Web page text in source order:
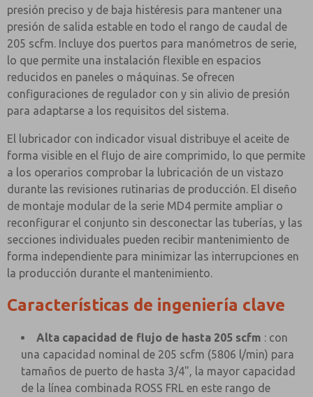
presión preciso y de baja histéresis para mantener una
presión de salida estable en todo el rango de caudal de
205 scfm. Incluye dos puertos para manómetros de serie,
lo que permite una instalación flexible en espacios
reducidos en paneles o máquinas. Se ofrecen
configuraciones de regulador con y sin alivio de presión
para adaptarse a los requisitos del sistema.
El lubricador con indicador visual distribuye el aceite de
forma visible en el flujo de aire comprimido, lo que permite
a los operarios comprobar la lubricación de un vistazo
durante las revisiones rutinarias de producción. El diseño
de montaje modular de la serie MD4 permite ampliar o
reconfigurar el conjunto sin desconectar las tuberías, y las
secciones individuales pueden recibir mantenimiento de
forma independiente para minimizar las interrupciones en
la producción durante el mantenimiento.
Características de ingeniería clave
Alta capacidad de flujo de hasta 205 scfm : con
una capacidad nominal de 205 scfm (5806 l/min) para
tamaños de puerto de hasta 3/4", la mayor capacidad
de la línea combinada ROSS FRL en este rango de